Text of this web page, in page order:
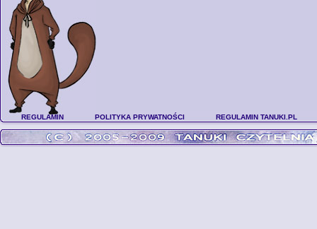
REGULAMIN POLITYKA PRYWATNOŚCI REGULAMIN TANUKI.PL